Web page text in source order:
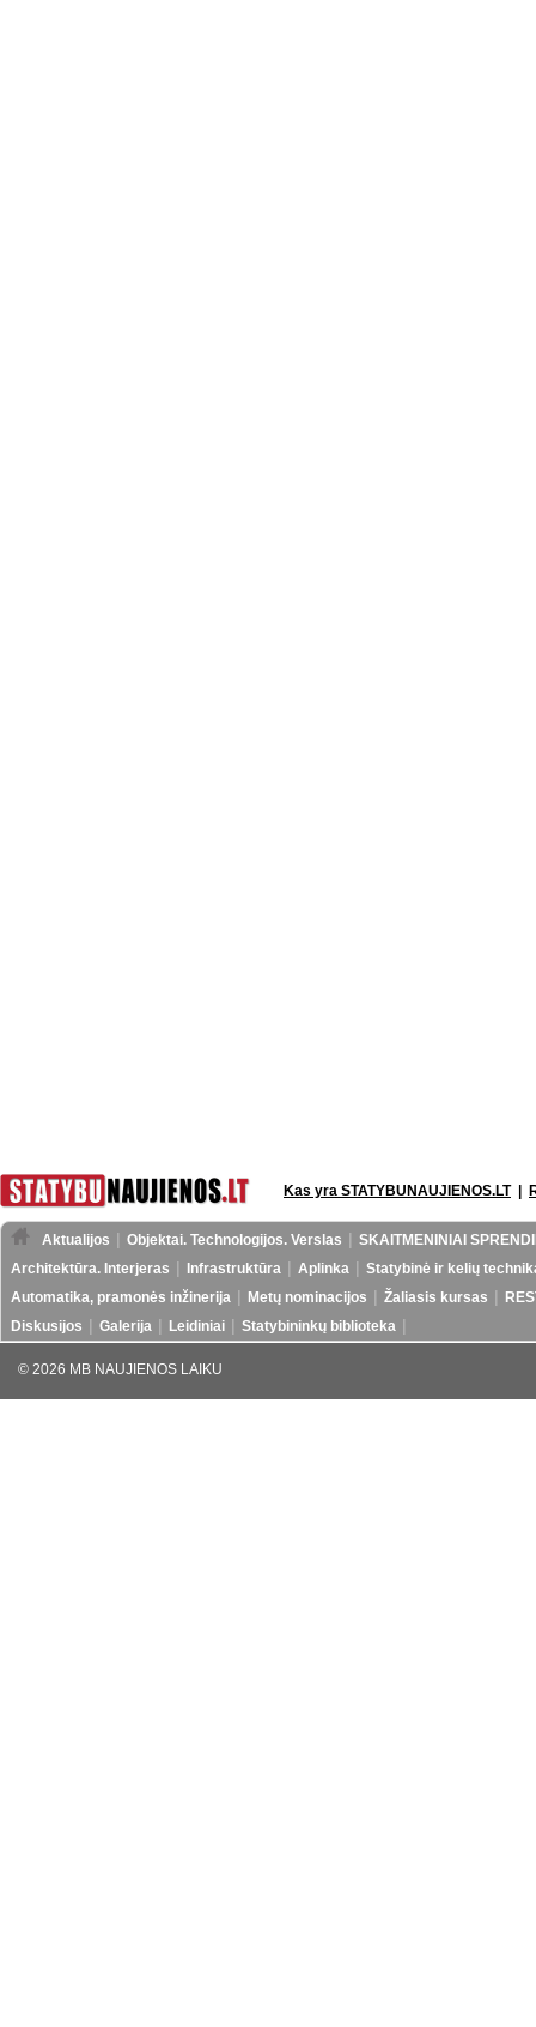
Kas yra STATYBUNAUJIENOS.LT|
Aktualijos Objektai. Technologijos. Verslas
SKAITMENINIAI
Architektūra. Interjeras
Infrastruktūra Aplinka
Statybinė ir kelių
Automatika, pramonės inžinerija
Metų nominacijos Žaliasis kursas
Diskusijos
Galerija Leidiniai Statybininkų biblioteka
© 2026 MB NAUJIENOS LAIKU